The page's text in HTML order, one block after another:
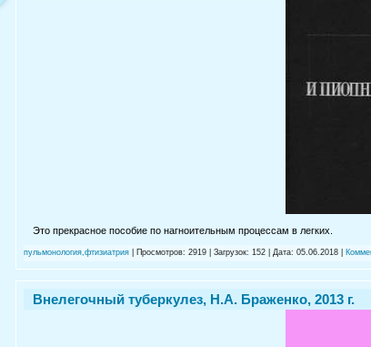
Это прекрасное пособие по нагноительным процессам в легких.
пульмонология,фтизиатрия | Просмотров: 2919 | Загрузок: 152 | Дата: 05.06.2018
Внелегочный туберкулез, Н.А. Браженко, 2013 г.